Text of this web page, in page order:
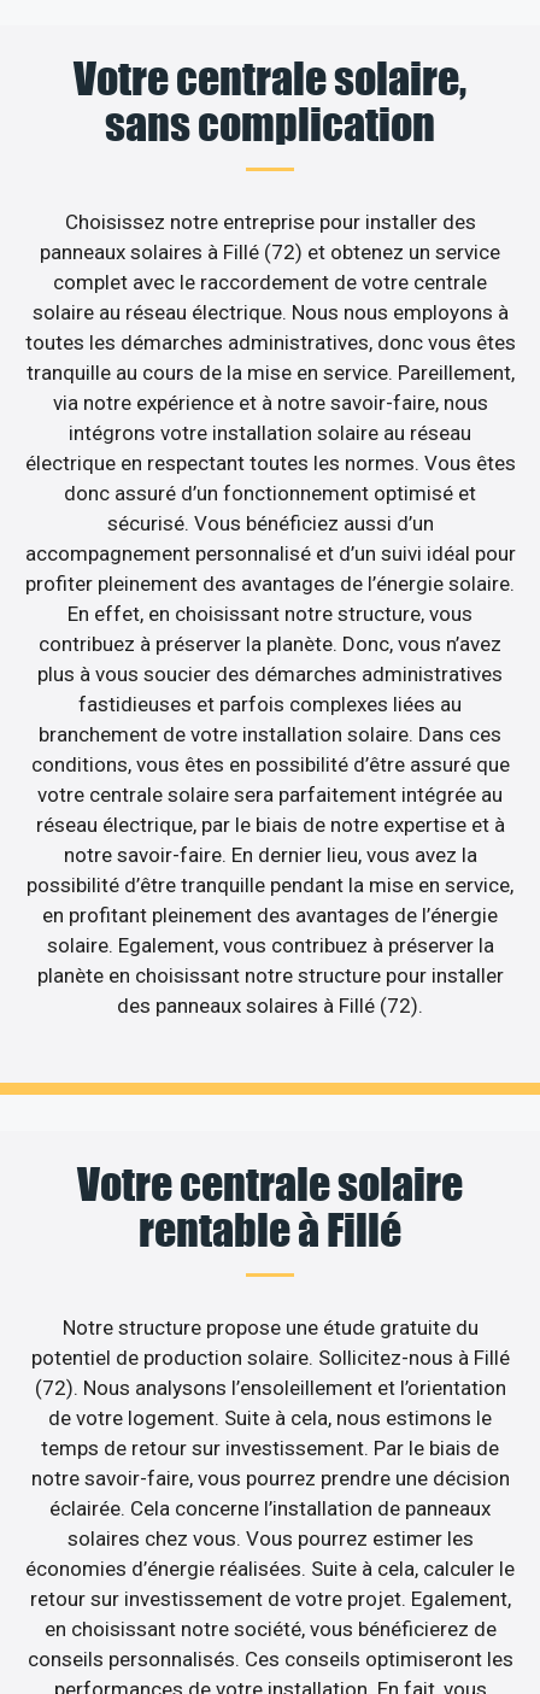
Votre centrale solaire,
sans complication
Choisissez notre entreprise pour installer des
panneaux solaires à Fillé (72) et obtenez un service
complet avec le raccordement de votre centrale
solaire au réseau électrique. Nous nous employons à
toutes les démarches administratives, donc vous êtes
tranquille au cours de la mise en service. Pareillement,
via notre expérience et à notre savoir-faire, nous
intégrons votre installation solaire au réseau
électrique en respectant toutes les normes. Vous êtes
donc assuré d’un fonctionnement optimisé et
sécurisé. Vous bénéficiez aussi d’un
accompagnement personnalisé et d’un suivi idéal pour
profiter pleinement des avantages de l’énergie solaire.
En effet, en choisissant notre structure, vous
contribuez à préserver la planète. Donc, vous n’avez
plus à vous soucier des démarches administratives
fastidieuses et parfois complexes liées au
branchement de votre installation solaire. Dans ces
conditions, vous êtes en possibilité d’être assuré que
votre centrale solaire sera parfaitement intégrée au
réseau électrique, par le biais de notre expertise et à
notre savoir-faire. En dernier lieu, vous avez la
possibilité d’être tranquille pendant la mise en service,
en profitant pleinement des avantages de l’énergie
solaire. Egalement, vous contribuez à préserver la
planète en choisissant notre structure pour installer
des panneaux solaires à Fillé (72).
Votre centrale solaire
rentable à Fillé
Notre structure propose une étude gratuite du
potentiel de production solaire. Sollicitez-nous à Fillé
(72). Nous analysons l’ensoleillement et l’orientation
de votre logement. Suite à cela, nous estimons le
temps de retour sur investissement. Par le biais de
notre savoir-faire, vous pourrez prendre une décision
éclairée. Cela concerne l’installation de panneaux
solaires chez vous. Vous pourrez estimer les
économies d’énergie réalisées. Suite à cela, calculer le
retour sur investissement de votre projet. Egalement,
en choisissant notre société, vous bénéficierez de
conseils personnalisés. Ces conseils optimiseront les
performances de votre installation. En fait, vous